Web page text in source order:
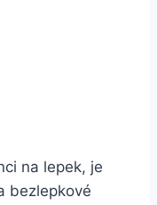
na lepek, je
bezlepkové